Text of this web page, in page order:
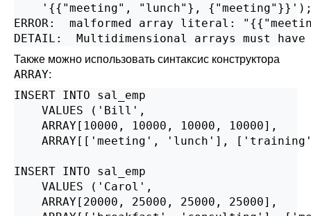
'{{"meeting", "lunch"},
ERROR:  malformed array literal:
DETAIL:  Multidimensional arrays must
Также можно использовать синтаксис конструктора
ARRAY:
INSERT INTO sal_emp
    VALUES ('Bill',
    ARRAY[10000, 10000, 10000, 10000],
ARRAY[['meeting', 'lunch'],
INSERT INTO sal_emp
    VALUES ('Carol',
    ARRAY[20000, 25000, 25000, 25000],